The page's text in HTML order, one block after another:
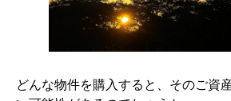
どんな物件を購入すると、そのご資